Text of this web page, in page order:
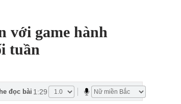
với game hành
tuần
đọc bài 1:29